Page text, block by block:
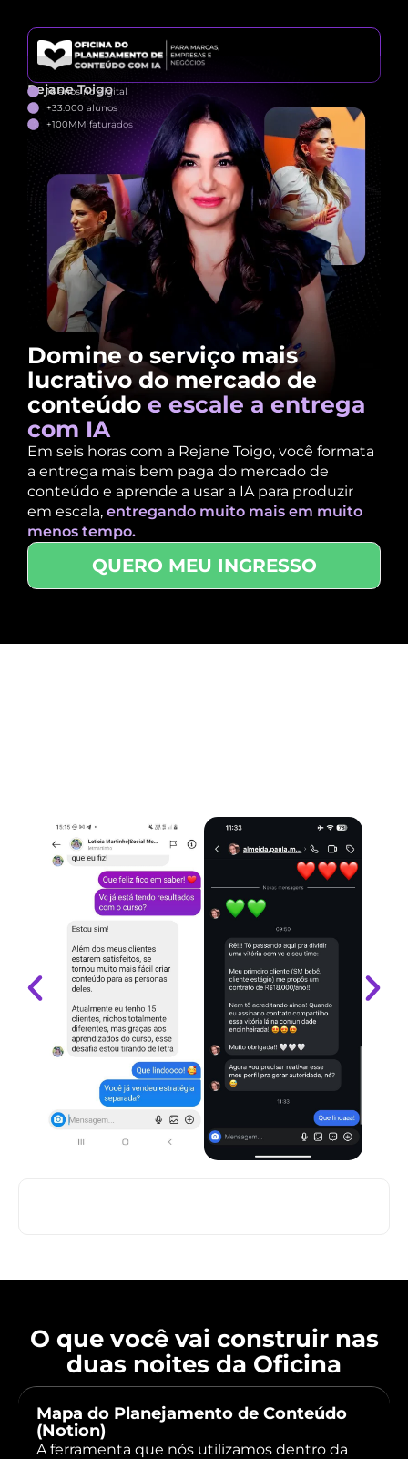
Rejane Toigo
16 anos no digital
+33.000 alunos
+100MM faturados
Domine o serviço mais
lucrativo do mercado de
conteúdo e escale a entrega
com IA
Em seis horas com a Rejane Toigo, você formata
a entrega mais bem paga do mercado de
conteúdo e aprende a usar a IA para produzir
em escala, entregando muito mais em muito
menos tempo.
QUERO MEU INGRESSO
O que você vai construir nas
duas noites da Oficina
Mapa do Planejamento de Conteúdo
(Notion)
A ferramenta que nós utilizamos dentro da